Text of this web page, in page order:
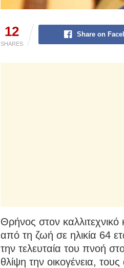
12
SHARES
Share on
Θρήνος στον
από τη ζωή σε ηλικία 64
την τελευταία του πνοή
θλίψη την οικογένεια,